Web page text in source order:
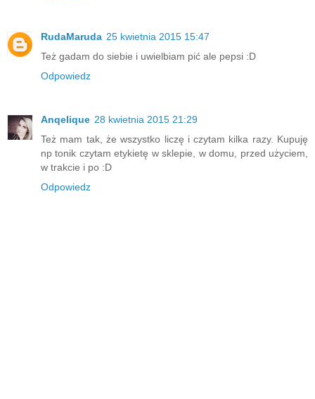
RudaMaruda 25 kwietnia 2015 15:47
Też gadam do siebie i uwielbiam pić ale pepsi :D
Odpowiedz
Anqelique 28 kwietnia 2015 21:29
Też mam tak, że wszystko liczę i czytam kilka razy. Kupuję
np tonik czytam etykietę w sklepie, w domu, przed użyciem,
w trakcie i po :D
Odpowiedz